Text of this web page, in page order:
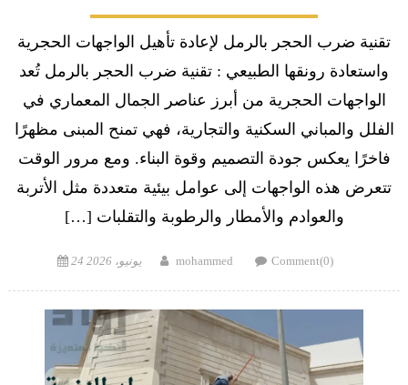
تقنية ضرب الحجر بالرمل لإعادة تأهيل الواجهات الحجرية
واستعادة رونقها الطبيعي : تقنية ضرب الحجر بالرمل تُعد
الواجهات الحجرية من أبرز عناصر الجمال المعماري في
الفلل والمباني السكنية والتجارية، فهي تمنح المبنى مظهرًا
فاخرًا يعكس جودة التصميم وقوة البناء. ومع مرور الوقت
تتعرض هذه الواجهات إلى عوامل بيئية متعددة مثل الأتربة
والعوادم والأمطار والرطوبة والتقلبات […]
Posted
24 يونيو، 2026 Author
mohammed Comment(0)